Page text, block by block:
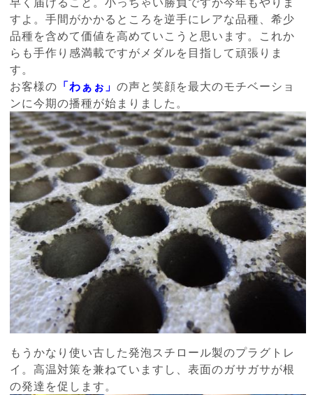
すよ。手間がかかるところを逆手にレアな品種、希少
品種を含めて価値を高めていこうと思います。これか
らも手作り感満載ですがメダルを目指して頑張りま
す。
お客様の 「わぁぉ」の声と笑顔を最大のモチベーショ
ンに今期の播種が始まりました。
もうかなり使い古した発泡スチロール製のプラグトレ
イ。高温対策を兼ねていますし、表面のガサガサが根
の発達を促します。